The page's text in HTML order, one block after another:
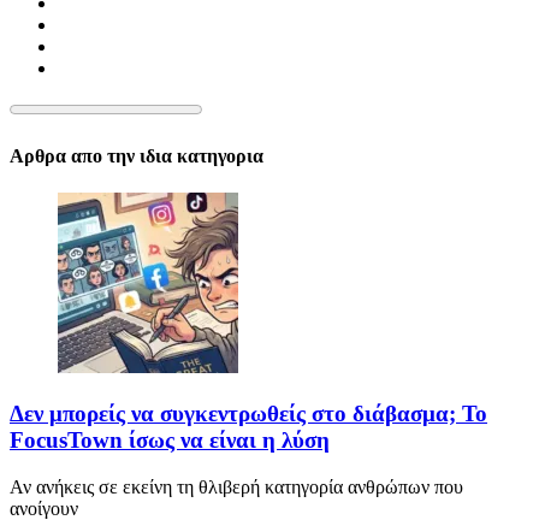
Αρθρα απο την ιδια κατηγορια
Δεν μπορείς να συγκεντρωθείς στο διάβασμα; Το
FocusTown ίσως να είναι η λύση
Αν ανήκεις σε εκείνη τη θλιβερή κατηγορία ανθρώπων που
ανοίγουν